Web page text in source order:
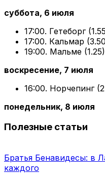
суббота, 6 июля
17:00. Гетеборг
17:00. Кальмар
19:00. Мальме
воскресение, 7 июля
16:00. Норчепинг
понедельник, 8 июля
Полезные статьи
Братья Бенавидесы: в
каждого